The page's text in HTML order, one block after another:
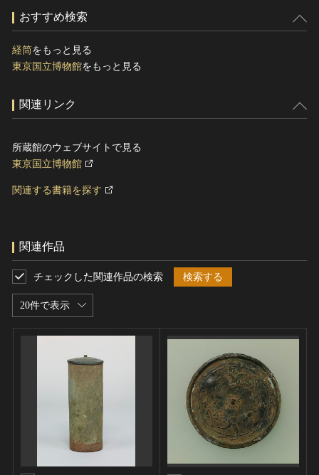
おすすめ検索
経筒をもっと見る
東京国立博物館をもっと見る
関連リンク
所蔵館のウェブサイトで見る
東京国立博物館
関連する書籍を探す
関連作品
20件で表示
チェックした関連作品の検索 検索する